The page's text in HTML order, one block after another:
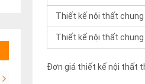
Thiết kế nội thất
Thiết kế nội thất
Đơn giá thiết kế nội thất